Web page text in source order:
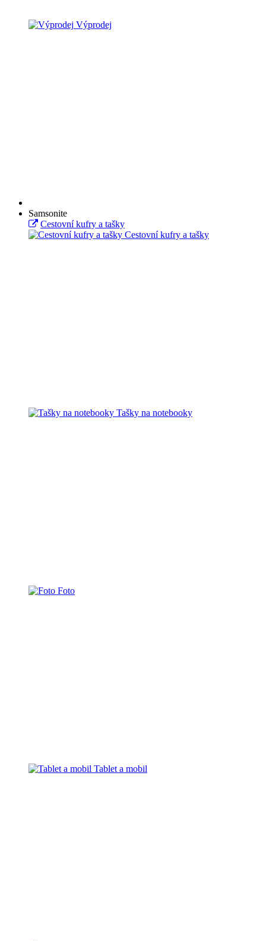
Výprodej
Samsonite
Cestovní kufry a tašky
Cestovní kufry a tašky
Tašky na notebooky
Foto
Tablet a mobil